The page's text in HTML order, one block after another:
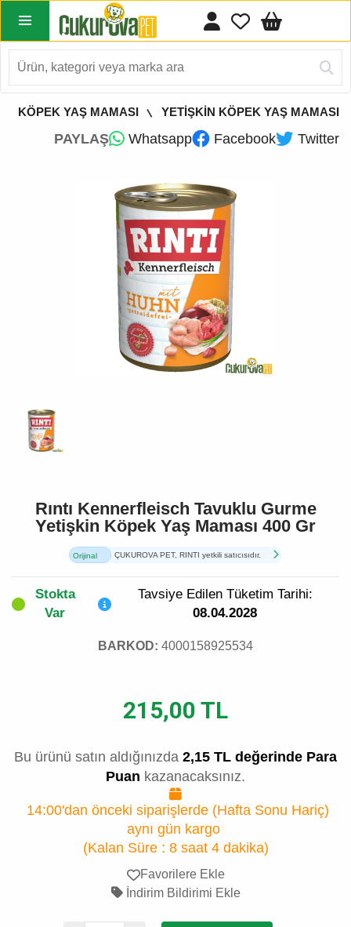
KÖPEK YAŞ MAMASI YETİŞKİN KÖPEK YAŞ MAMASI
PAYLAŞ Whatsapp Facebook Twitter
Rıntı Kennerfleisch Tavuklu Gurme
Yetişkin Köpek Yaş Maması 400 Gr
Orijinal
ÇUKUROVA PET, RINTI yetkili satıcısıdır.
Stokta
Var
Tavsiye Edilen Tüketim Tarihi:
08.04.2028
BARKOD: 4000158925534
215,00 TL
Bu ürünü satın aldığınızda 2,15 TL değerinde Para
Puan kazanacaksınız.
14:00'dan önceki siparişlerde (Hafta Sonu Hariç)
aynı gün kargo
(Kalan Süre : 8 saat 4 dakika)
Favorilere Ekle
İndirim Bildirimi Ekle